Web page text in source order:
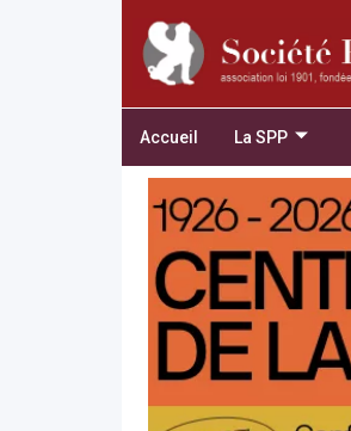
Accueil La SPP